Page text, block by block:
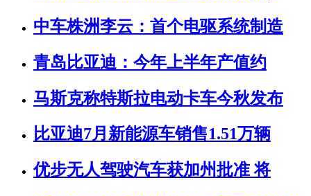
中车株洲李云：首个电驱系统制造
青岛比亚迪：今年上半年产值约
马斯克称特斯拉电动卡车今秋发布
比亚迪7月新能源车销售1.51万辆
优步无人驾驶汽车获加州批准 将